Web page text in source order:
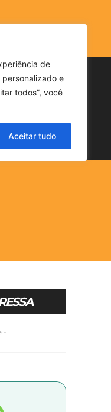
de
e
todos”, você
Aceitar tudo
-